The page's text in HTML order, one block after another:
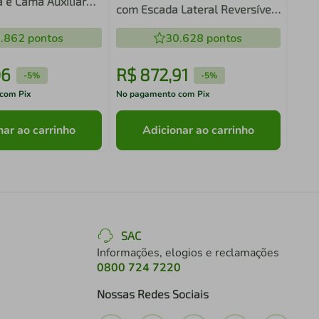
pontos
-5%
Pix
ao carrinho
com Escada Lateral Reversível
30.628 pontos
R$ 872,91 -5%
No pagamento com Pix
Adicionar ao carrinho
SAC
Informações, elogios e reclamações
0800 724 7220
Nossas Redes Sociais